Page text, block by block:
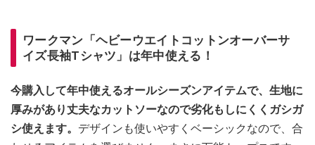
ワークマン「ヘビーウエイトコットンオーバーサ
イズ長袖Tシャツ」は年中使える！
今購入して年中使えるオールシーズンアイテムで、生地に
厚みがあり丈夫なカットソーなので劣化もしにくくガシガ
シ使えます。 デザインも使いやすくベーシックなので、合